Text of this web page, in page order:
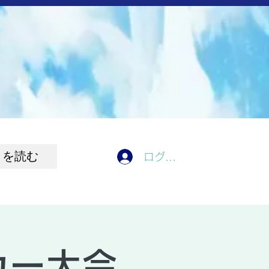
読む ログイン